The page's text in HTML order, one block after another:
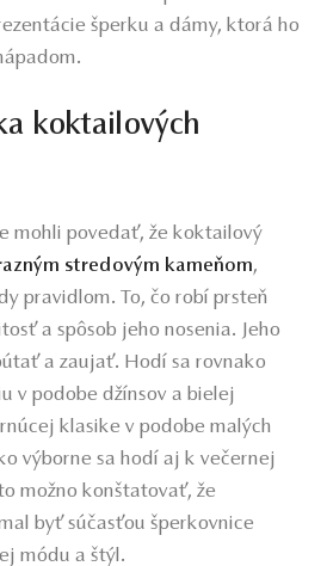
šperku a dámy, ktorá ho
koktailových
mohli povedať, že koktailový
stredovým kameňom,
pravidlom. To, čo robí prsteň
a spôsob jeho nosenia. Jeho
a zaujať. Hodí sa rovnako
v podobe džínsov a bielej
klasike v podobe malých
výborne sa hodí aj k večernej
možno konštatovať, že
byť súčasťou šperkovnice
módu a štýl.